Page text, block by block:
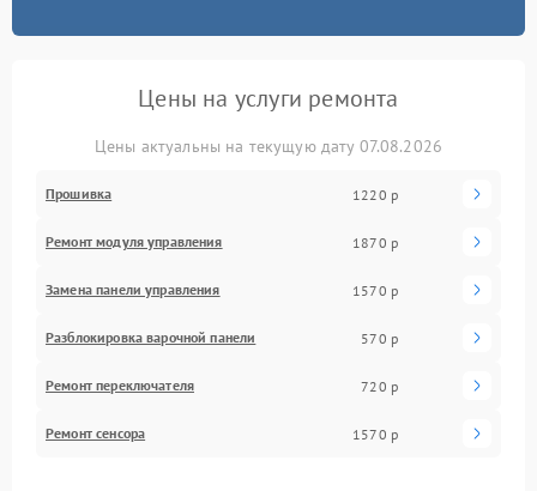
Цены на услуги ремонта
Цены актуальны на текущую дату 07.08.2026
Прошивка 1220 р
Ремонт модуля управления 1870 р
Замена панели управления 1570 р
Разблокировка варочной панели 570 р
Ремонт переключателя 720 р
Ремонт сенсора 1570 р